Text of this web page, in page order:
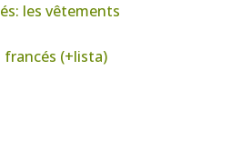
les vêtements
francés (+lista)